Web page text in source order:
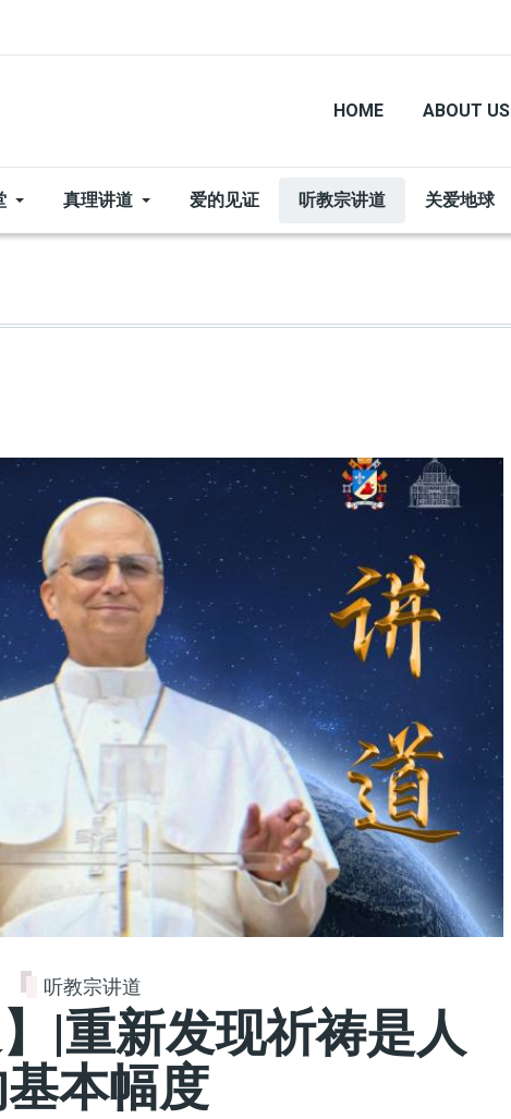
HOME ABOUT US
真理讲道 爱的见证 听教宗讲道 关爱地球
听教宗讲道
】|重新发现祈祷是人
本幅度